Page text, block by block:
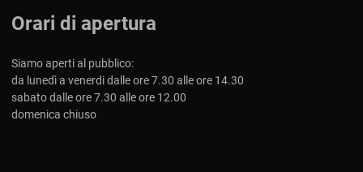
Orari di apertura
Siamo aperti al pubblico:
da lunedì a venerdi dalle ore 7.30 alle ore 14.30
sabato dalle ore 7.30 alle ore 12.00
domenica chiuso